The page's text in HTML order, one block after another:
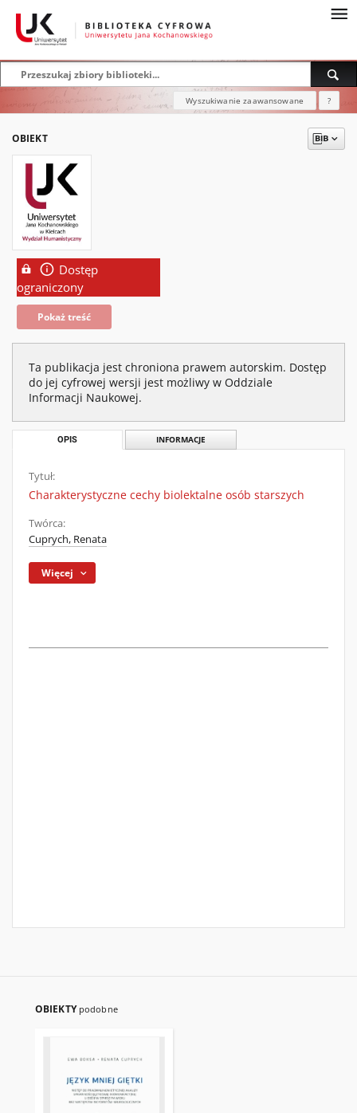
Wyszukiwanie zaawansowane ?
OBIEKT
Dostęp
ograniczony
Pokaż treść
Ta publikacja jest chroniona prawem autorskim. Dostęp
do jej cyfrowej wersji jest możliwy w Oddziale
Informacji Naukowej.
OPIS INFORMACJE
Tytuł:
Charakterystyczne cechy biolektalne osób starszych
Twórca:
Cuprych, Renata
Więcej
OBIEKTY podobne